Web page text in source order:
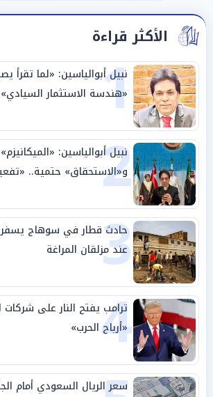
الأكثر قراءة
1
نبيل أبوالياسين: «لما تقرأ
«هندسة الاستثمار
بالوطن» و«سيادة الكلمة»
2
نبيل أبوالياسين:
و«الاستحقاق» حتمية..
الجامعة العربية
3
حادث قطار في سوهاج
عند مزلقان المراغة
4
ترامب يفتح النار على
«أرباح الحرب»
سعر الريال السعودي أمام